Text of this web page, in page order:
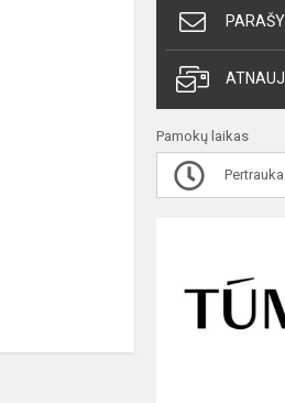
Pamokų laikas
Pertrauka